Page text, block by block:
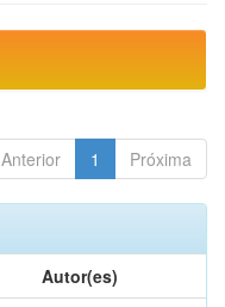
Anterior 1 Próxima
Autor(es)